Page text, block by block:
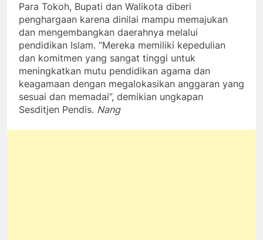
Para Tokoh, Bupati dan Walikota diberi
penghargaan karena dinilai mampu memajukan
dan mengembangkan daerahnya melalui
pendidikan Islam. ”Mereka memiliki kepedulian
dan komitmen yang sangat tinggi untuk
meningkatkan mutu pendidikan agama dan
keagamaan dengan megalokasikan anggaran yang
sesuai dan memadai”, demikian ungkapan
Sesditjen Pendis. Nang